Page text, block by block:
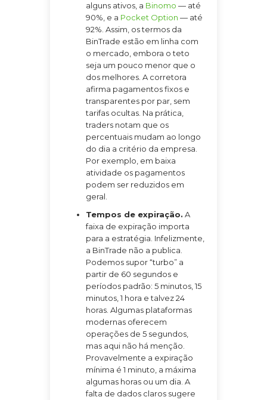
alguns ativos, a Binomo — até
90%, e a Pocket Option — até
92%. Assim, os termos da
BinTrade estão em linha com
o mercado, embora o teto
seja um pouco menor que o
dos melhores. A corretora
afirma pagamentos fixos e
transparentes por par, sem
tarifas ocultas. Na prática,
traders notam que os
percentuais mudam ao longo
do dia a critério da empresa.
Por exemplo, em baixa
atividade os pagamentos
podem ser reduzidos em
geral.
Tempos de expiração. A
faixa de expiração importa
para a estratégia. Infelizmente,
a BinTrade não a publica.
Podemos supor “turbo” a
partir de 60 segundos e
períodos padrão: 5 minutos, 15
minutos, 1 hora e talvez 24
horas. Algumas plataformas
modernas oferecem
operações de 5 segundos,
mas aqui não há menção.
Provavelmente a expiração
mínima é 1 minuto, a máxima
algumas horas ou um dia. A
falta de dados claros sugere